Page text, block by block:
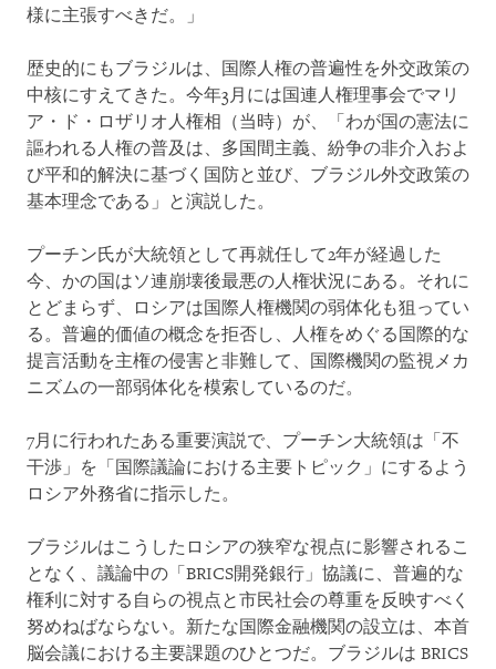
様に主張すべきだ。」
歴史的にもブラジルは、国際人権の普遍性を外交政策の
中核にすえてきた。今年3月には国連人権理事会でマリ
ア・ド・ロザリオ人権相（当時）が、「わが国の憲法に
謳われる人権の普及は、多国間主義、紛争の非介入およ
び平和的解決に基づく国防と並び、ブラジル外交政策の
基本理念である」と演説した。
プーチン氏が大統領として再就任して2年が経過した
今、かの国はソ連崩壊後最悪の人権状況にある。それに
とどまらず、ロシアは国際人権機関の弱体化も狙ってい
る。普遍的価値の概念を拒否し、人権をめぐる国際的な
提言活動を主権の侵害と非難して、国際機関の監視メカ
ニズムの一部弱体化を模索しているのだ。
7月に行われたある重要演説で、プーチン大統領は「不
干渉」を「国際議論における主要トピック」にするよう
ロシア外務省に指示した。
ブラジルはこうしたロシアの狭窄な視点に影響されるこ
となく、議論中の「BRICS開発銀行」協議に、普遍的な
権利に対する自らの視点と市民社会の尊重を反映すべく
努めねばならない。新たな国際金融機関の設立は、本首
脳会議における主要課題のひとつだ。ブラジルは BRICS